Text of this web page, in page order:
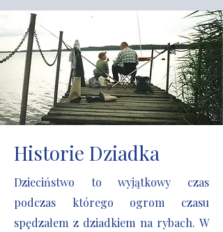
Historie Dziadka
Dzieciństwo to wyjątkowy czas
podczas którego ogrom czasu
spędzałem z dziadkiem na rybach. W